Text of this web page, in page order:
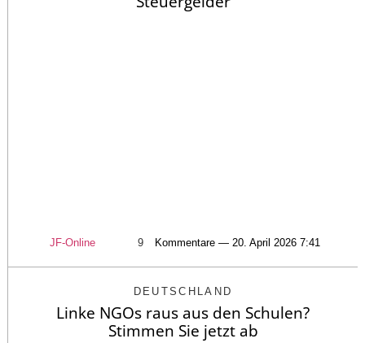
JF-Online 9 Kommentare — 20. April 2026 7:41
DEUTSCHLAND
Linke NGOs raus aus den Schulen?
Stimmen Sie jetzt ab